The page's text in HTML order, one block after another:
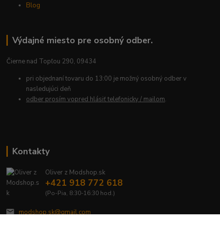
Blog
Výdajné miesto pre osobný odber.
Čierne nad Topľou 290, 09434
pri objednaní tovaru do 13:00 je možný osobný odber v
nasledujúci deň
odber prosím vopred hlásiť telefonicky / mailom.
Kontakty
Oliver z Modshop.sk
+421 918 772 618
(Po-Pia, 8:30-16:30 hod.)
modshop.sk@gmail.com